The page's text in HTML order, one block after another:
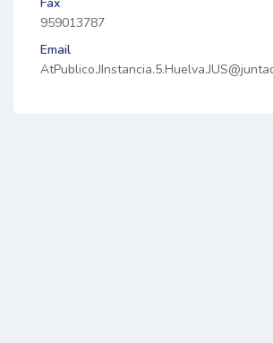
959013787
Email